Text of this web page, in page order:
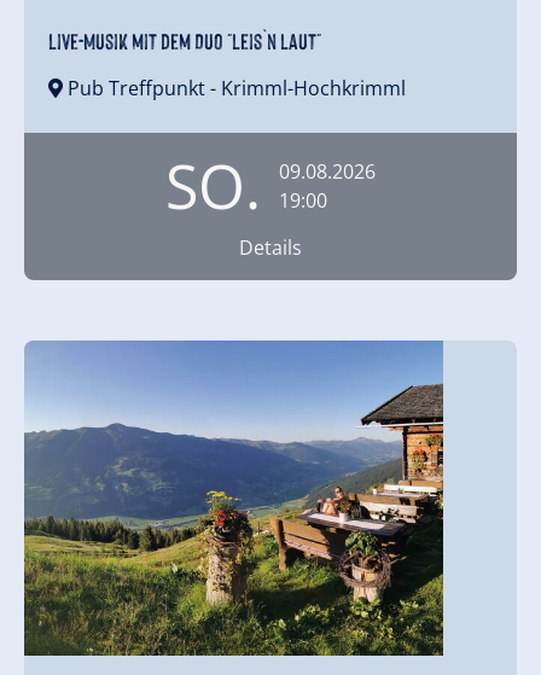
Live-Musik mit dem Duo "Leis`n Laut"
Pub Treffpunkt- Krimml-Hochkrimml
SO.
09.08.2026
19:00
Details